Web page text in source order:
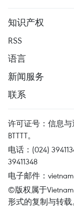
知识产权
RSS
语言
新闻服务
联系
许可证号：信息与
BTTTT。
电话：(024)
39411348
电子邮件：
©版权属于
形式的复制与转载